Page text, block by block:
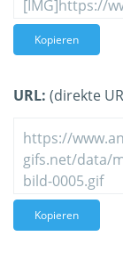
Kopieren
URL: (direkte
Kopieren